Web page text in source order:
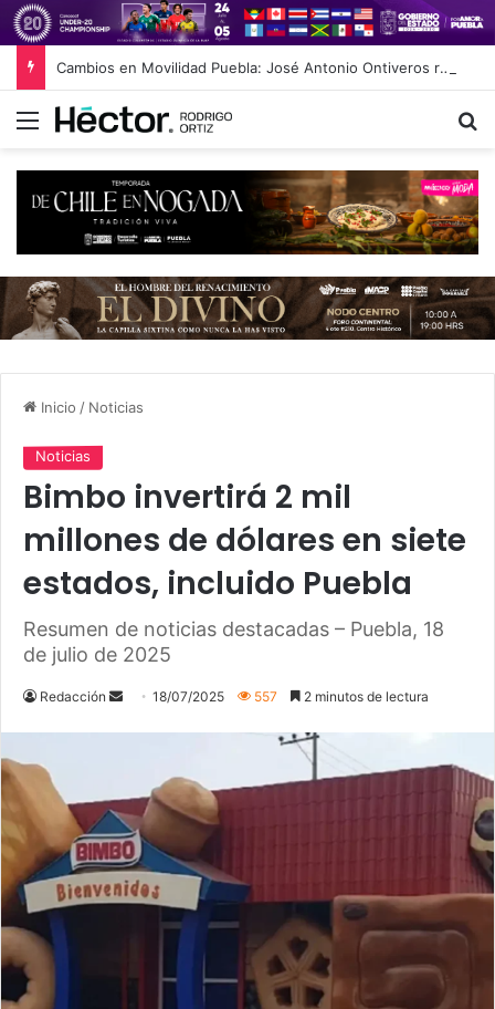
Cambios en Movilidad Puebla: José Antonio Ontiveros releva a Norman Campos en la Subsecretaría
Menú
Inicio / Noticias
Noticias
Bimbo invertirá 2 mil
millones de dólares en siete
estados, incluido Puebla
Resumen de noticias destacadas – Puebla, 18
de julio de 2025
Redacción
Send18/07/2025 557 2 minutos de lectura